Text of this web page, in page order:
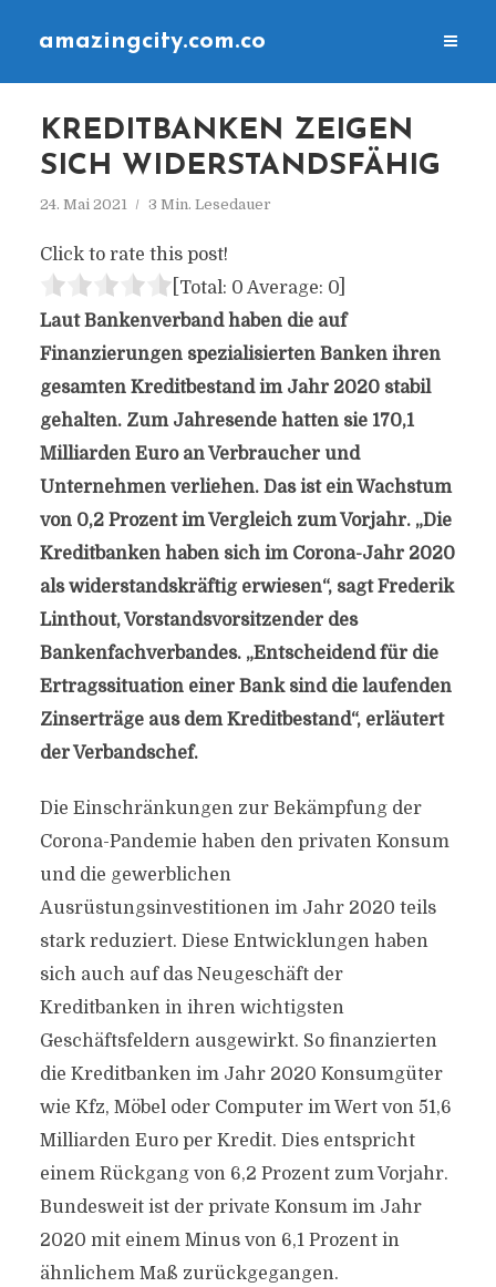
amazingcity.com.co
KREDITBANKEN ZEIGEN
SICH WIDERSTANDSFÄHIG
24. Mai 2021 3 Min. Lesedauer
Click to rate this post!
[Total: 0 Average: 0]
Laut Bankenverband haben die auf
Finanzierungen spezialisierten Banken ihren
gesamten Kreditbestand im Jahr 2020 stabil
gehalten. Zum Jahresende hatten sie 170,1
Milliarden Euro an Verbraucher und
Unternehmen verliehen. Das ist ein Wachstum
von 0,2 Prozent im Vergleich zum Vorjahr. „Die
Kreditbanken haben sich im Corona-Jahr 2020
als widerstandskräftig erwiesen“, sagt Frederik
Linthout, Vorstandsvorsitzender des
Bankenfachverbandes. „Entscheidend für die
Ertragssituation einer Bank sind die laufenden
Zinserträge aus dem Kreditbestand“, erläutert
der Verbandschef.
Die Einschränkungen zur Bekämpfung der
Corona-Pandemie haben den privaten Konsum
und die gewerblichen
Ausrüstungsinvestitionen im Jahr 2020 teils
stark reduziert. Diese Entwicklungen haben
sich auch auf das Neugeschäft der
Kreditbanken in ihren wichtigsten
Geschäftsfeldern ausgewirkt. So finanzierten
die Kreditbanken im Jahr 2020 Konsumgüter
wie Kfz, Möbel oder Computer im Wert von 51,6
Milliarden Euro per Kredit. Dies entspricht
einem Rückgang von 6,2 Prozent zum Vorjahr.
Bundesweit ist der private Konsum im Jahr
2020 mit einem Minus von 6,1 Prozent in
ähnlichem Maß zurückgegangen.